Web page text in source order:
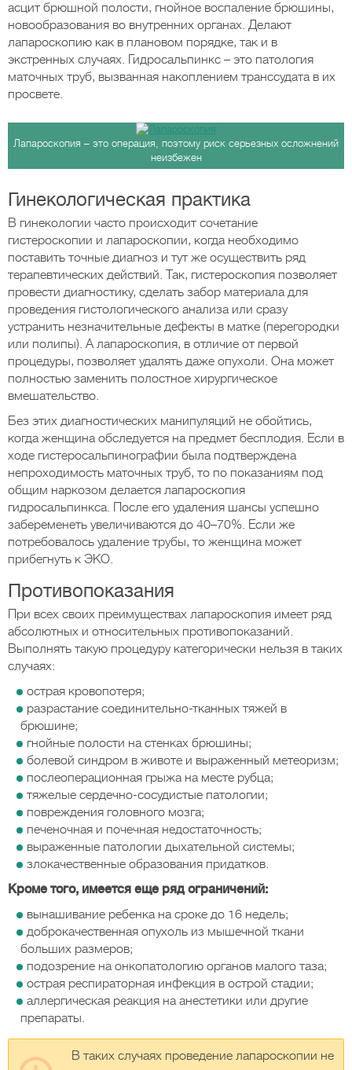
асцит брюшной полости, гнойное воспаление брюшины,
новообразования во внутренних органах. Делают
лапароскопию как в плановом порядке, так и в
экстренных случаях. Гидросальпинкс – это патология
маточных труб, вызванная накоплением транссудата в их
просвете.
Лапароскопия – это операция, поэтому риск серьезных осложнений
неизбежен
Гинекологическая практика
В гинекологии часто происходит сочетание
гистероскопии и лапароскопии, когда необходимо
поставить точные диагноз и тут же осуществить ряд
терапевтических действий. Так, гистероскопия позволяет
провести диагностику, сделать забор материала для
проведения гистологического анализа или сразу
устранить незначительные дефекты в матке (перегородки
или полипы). А лапароскопия, в отличие от первой
процедуры, позволяет удалять даже опухоли. Она может
полностью заменить полостное хирургическое
вмешательство.
Без этих диагностических манипуляций не обойтись,
когда женщина обследуется на предмет бесплодия. Если в
ходе гистеросальпинографии была подтверждена
непроходимость маточных труб, то по показаниям под
общим наркозом делается лапароскопия
гидросальпинкса. После его удаления шансы успешно
забеременеть увеличиваются до 40–70%. Если же
потребовалось удаление трубы, то женщина может
прибегнуть к ЭКО.
Противопоказания
При всех своих преимуществах лапароскопия имеет ряд
абсолютных и относительных противопоказаний.
Выполнять такую процедуру категорически нельзя в таких
случаях:
острая кровопотеря;
разрастание соединительно-тканных тяжей в
брюшине;
гнойные полости на стенках брюшины;
болевой синдром в животе и выраженный метеоризм;
послеоперационная грыжа на месте рубца;
тяжелые сердечно-сосудистые патологии;
повреждения головного мозга;
печеночная и почечная недостаточность;
выраженные патологии дыхательной системы;
злокачественные образования придатков.
Кроме того, имеется еще ряд ограничений:
вынашивание ребенка на сроке до 16 недель;
доброкачественная опухоль из мышечной ткани
больших размеров;
подозрение на онкопатологию органов малого таза;
острая респираторная инфекция в острой стадии;
аллергическая реакция на анестетики или другие
препараты.
В таких случаях проведение лапароскопии не